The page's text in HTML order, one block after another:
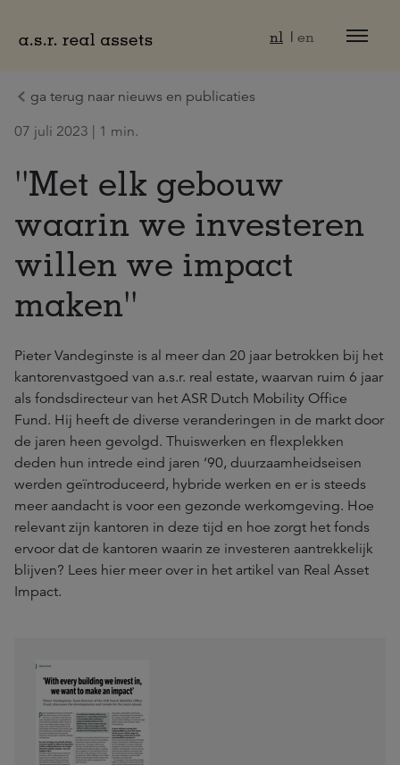
nl en
ga terug naar nieuws en publicaties
07 juli 2023 | 1 min.
''Met elk gebouw
waarin we investeren
willen we impact
maken''
Pieter Vandeginste is al meer dan 20 jaar betrokken bij het
kantorenvastgoed van a.s.r. real estate, waarvan ruim 6 jaar
als fondsdirecteur van het ASR Dutch Mobility Office
Fund. Hij heeft de diverse veranderingen in de markt door
de jaren heen gevolgd. Thuiswerken en flexplekken
deden hun intrede eind jaren ‘90, duurzaamheidseisen
werden geïntroduceerd, hybride werken en er is steeds
meer aandacht is voor een gezonde werkomgeving. Hoe
relevant zijn kantoren in deze tijd en hoe zorgt het fonds
ervoor dat de kantoren waarin ze investeren aantrekkelijk
blijven? Lees hier meer over in het artikel van Real Asset
Impact.